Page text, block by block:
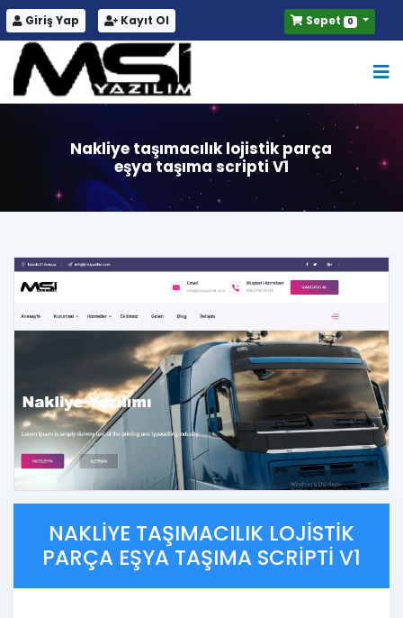
Giriş Yap Kayıt Ol Sepet 0
Nakliye taşımacılık lojistik parça
eşya taşıma scripti V1
NAKLIYE TAŞIMACILIK LOJISTIK
PARÇA EŞYA TAŞIMA SCRIPTI V1